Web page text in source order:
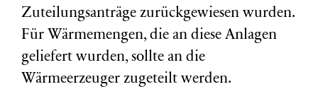
Zuteilungsanträge zurückgewiesen wurden.
Für Wärmemengen, die an diese Anlagen
geliefert wurden, sollte an die
Wärmeerzeuger zugeteilt werden.